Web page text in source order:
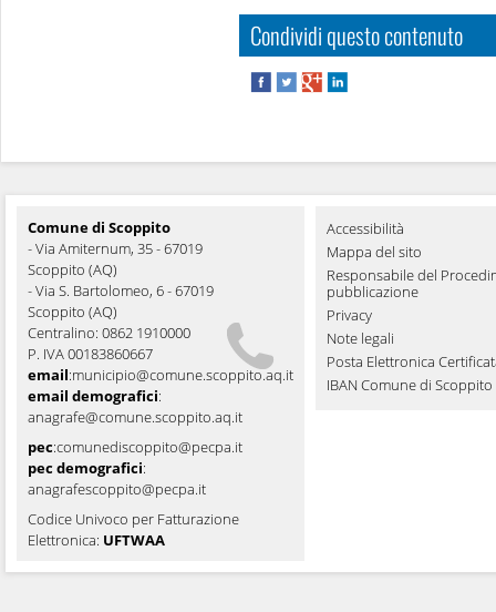
Condividi questo contenuto
Comune di Scoppito
- Via Amiternum, 35 - 67019
Scoppito (AQ)
- Via S. Bartolomeo, 6 - 67019
Scoppito (AQ)
Centralino: 0862 1910000
P. IVA 00183860667
email:municipio@comune.scoppito.aq.it
email demografici:
anagrafe@comune.scoppito.aq.it
pec:comunediscoppito@pecpa.it
pec demografici:
anagrafescoppito@pecpa.it
Codice Univoco per Fatturazione
Elettronica: UFTWAA
Accessibilità
Mappa del sito
Responsabile del
pubblicazione
Privacy
Note legali
Posta Elettronica
IBAN Comune di Scoppito